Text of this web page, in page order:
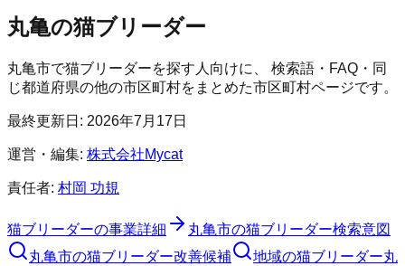
丸亀の猫ブリーダー
丸亀市で猫ブリーダーを探す人向けに、 検索語・FAQ・同
じ都道府県の他の市区町村をまとめた市区町村ページです。
最終更新日: 2026年7月17日
運営・編集: 株式会社Mycat
責任者: 村岡 功規
猫ブリーダーの事業詳細 丸亀市の猫ブリーダー検索意図
丸亀市の猫ブリーダー改善候補 地域の猫ブリーダー丸